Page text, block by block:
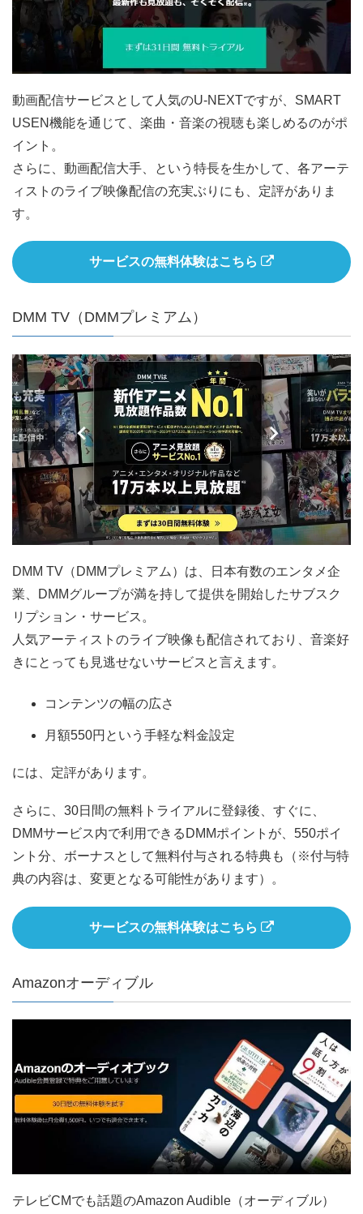
動画配信サービスとして人気のU-NEXTですが、SMART
USEN機能を通じて、楽曲・音楽の視聴も楽しめるのがポ
イント。
さらに、動画配信大手、という特長を生かして、各アーテ
ィストのライブ映像配信の充実ぶりにも、定評がありま
す。
サービスの無料体験はこちら
DMM TV（DMMプレミアム）
DMM TV（DMMプレミアム）は、日本有数のエンタメ企
業、DMMグループが満を持して提供を開始したサブスク
リプション・サービス。
人気アーティストのライブ映像も配信されており、音楽好
きにとっても見逃せないサービスと言えます。
コンテンツの幅の広さ
月額550円という手軽な料金設定
には、定評があります。
さらに、30日間の無料トライアルに登録後、すぐに、
DMMサービス内で利用できるDMMポイントが、550ポイ
ント分、ボーナスとして無料付与される特典も（※付与特
典の内容は、変更となる可能性があります）。
サービスの無料体験はこちら
Amazonオーディブル
テレビCMでも話題のAmazon Audible（オーディブル）